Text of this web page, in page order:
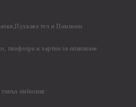
тел и Помпони
пиафлора и хартии за опаковане
ембосинг